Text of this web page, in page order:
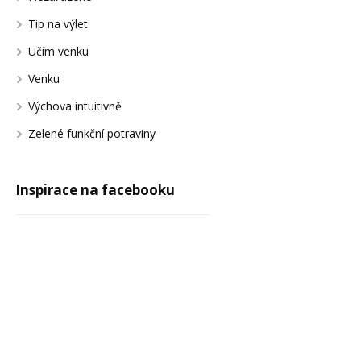
Tip na výlet
Učím venku
Venku
Výchova intuitivně
Zelené funkční potraviny
Inspirace na facebooku